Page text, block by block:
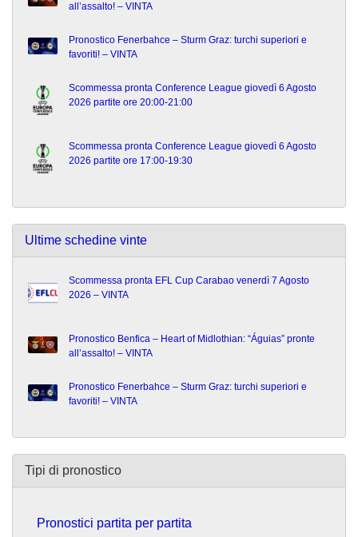
all’assalto! – VINTA
Pronostico Fenerbahce – Sturm Graz: turchi superiori e
favoriti! – VINTA
Scommessa pronta Conference League giovedì 6 Agosto
2026 partite ore 20:00-21:00
Scommessa pronta Conference League giovedì 6 Agosto
2026 partite ore 17:00-19:30
Ultime schedine vinte
Scommessa pronta EFL Cup Carabao venerdì 7 Agosto
2026 – VINTA
Pronostico Benfica – Heart of Midlothian: “Águias” pronte
all’assalto! – VINTA
Pronostico Fenerbahce – Sturm Graz: turchi superiori e
favoriti! – VINTA
Tipi di pronostico
Pronostici partita per partita